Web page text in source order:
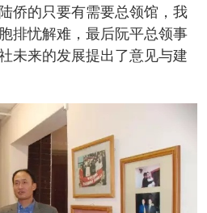
侨的只要有需要总领馆，我
排忧解难，最后阮平总领事
未来的发展提出了意见与建